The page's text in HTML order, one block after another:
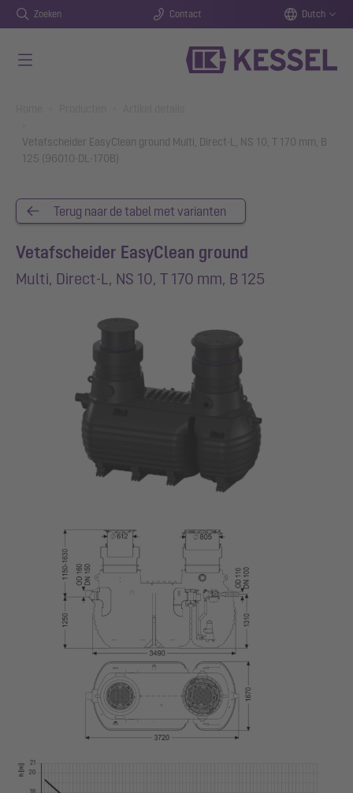
Zoeken Contact Dutch
Vetafscheider EasyClean ground Multi, Direct-L, NS 10, T 170 mm, B
125 (96010-DL-170B)
Terug naar de tabel met varianten
Vetafscheider EasyClean ground
Multi, Direct-L, NS 10, T 170 mm, B 125